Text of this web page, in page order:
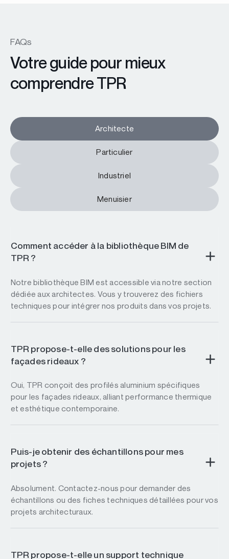
FAQs
Votre guide pour mieux
comprendre TPR
Architecte
Particulier
Industriel
Menuisier
Comment accéder à la bibliothèque BIM de
TPR ?
Notre bibliothèque BIM est accessible via notre section
dédiée aux architectes. Vous y trouverez des fichiers
techniques pour intégrer nos produits dans vos projets.
TPR propose-t-elle des solutions pour les
façades rideaux ?
Oui, TPR conçoit des profilés aluminium spécifiques
pour les façades rideaux, alliant performance thermique
et esthétique contemporaine.
Puis-je obtenir des échantillons pour mes
projets ?
Absolument. Contactez-nous pour demander des
échantillons ou des fiches techniques détaillées pour vos
projets architecturaux.
TPR propose-t-elle un support technique